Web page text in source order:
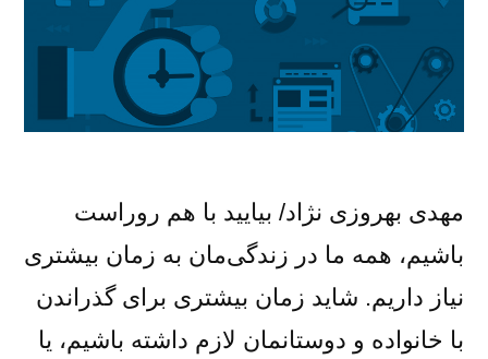
مهدی بهروزی نژاد/ بیایید با هم روراست
باشیم، همه ما در زندگی‌مان به زمان بیشتری
نیاز داریم. شاید زمان بیشتری برای گذراندن
با خانواده و دوستانمان لازم داشته باشیم، یا